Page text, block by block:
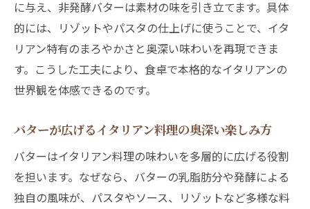
に与え、非発酵バターは素材の味を引き立てます。具体
的には、リゾットやパスタの仕上げに使うことで、イタ
リアン特有のまろやかさと奥深い味わいを再現できま
す。こうした工夫により、食卓で本格的なイタリアンの
世界観を体感できるのです。
バターが広げるイタリアン料理の奥深い楽しみ方
バターはイタリアン料理の味わいを多層的に広げる役割
を担います。なぜなら、バターの乳脂肪分や発酵による
独自の風味が、パスタやソース、リゾットなど多様な料